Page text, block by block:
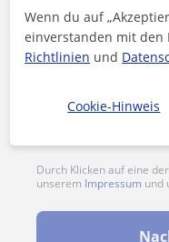
Durch Klicken auf eine
unserem Impressum und
Wenn du auf
einverstanden mit
Richtlinien und
Cookie-Hinweis